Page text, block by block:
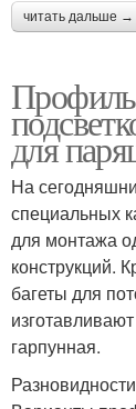
читать дальше →
Профиль
для
На
специальных
для монтажа
конструкций.
багеты для
гарпунная.